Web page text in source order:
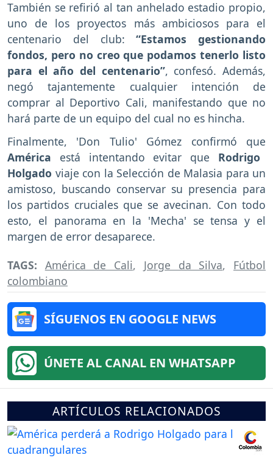
También se refirió al tan anhelado estadio propio,
uno de los proyectos más ambiciosos para el
centenario del club:“Estamos gestionando
fondos, pero no creo que podamos tenerlo listo
para el año del centenario”, confesó. Además,
negó tajantemente cualquier intención de
comprar al Deportivo Cali, manifestando que no
hará parte de un equipo del cual no es hincha.
Finalmente, 'Don Tulio' Gómez confirmó que
América está intentando evitar que Rodrigo
Holgado viaje con la Selección de Malasia para un
amistoso, buscando conservar su presencia para
los partidos cruciales que se avecinan. Con todo
esto, el panorama en la 'Mecha' se tensa y el
margen de error desaparece.
TAGS: América de Cali, Jorge da Silva, Fútbol
colombiano
SÍGUENOS EN GOOGLE NEWS
ÚNETE AL CANAL EN WHATSAPP
ARTÍCULOS RELACIONADOS